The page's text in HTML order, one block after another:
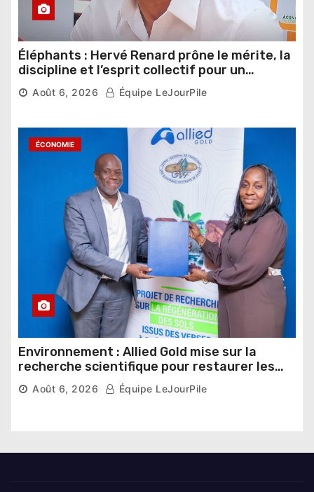
Éléphants : Hervé Renard prône le mérite, la
discipline et l’esprit collectif pour un
nouveau départ
Août 6, 2026 Équipe LeJourPile
ÉCONOMIE
Environnement : Allied Gold mise sur la
recherche scientifique pour restaurer les
sols de ses sites miniers
Août 6, 2026 Équipe LeJourPile